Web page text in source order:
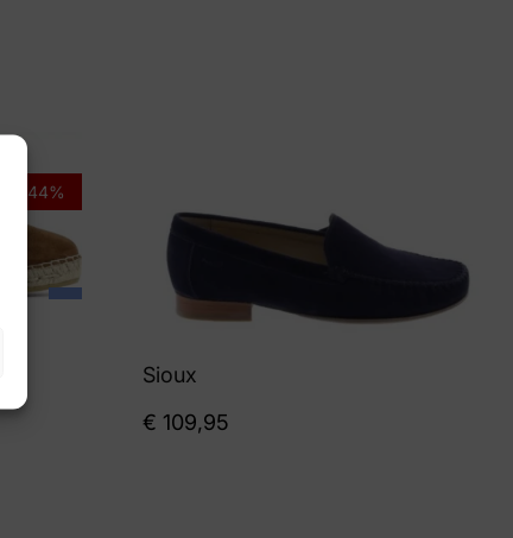
-44%
Sioux
€ 109,95